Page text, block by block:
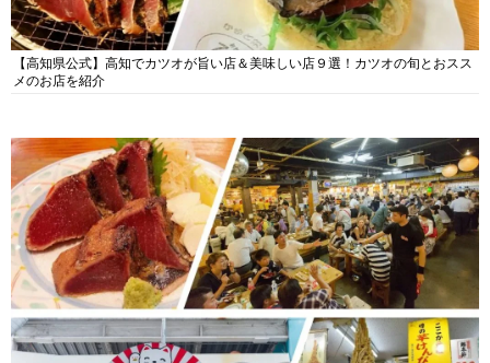
【高知県公式】高知でカツオが旨い店＆美味しい店９選！カツオの旬とおスス
メのお店を紹介